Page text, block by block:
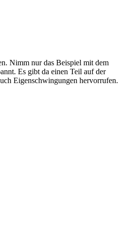
Nimm nur das Beispiel mit dem
Es gibt da einen Teil auf der
Eigenschwingungen hervorrufen.